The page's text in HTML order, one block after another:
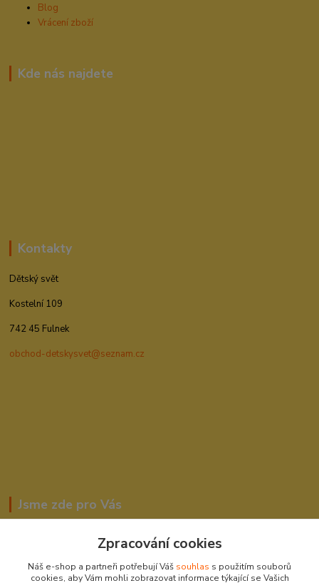
Blog
Vrácení zboží
Kde nás najdete
Kontakty
Dětský svět
Kostelní 109
742 45 Fulnek
obchod-detskysvet@seznam.cz
Jsme zde pro Vás
604278943
Zpracování cookies
Náš e-shop a partneři potřebují Váš souhlas s použitím souborů
cookies, aby Vám mohli zobrazovat informace týkající se Vašich